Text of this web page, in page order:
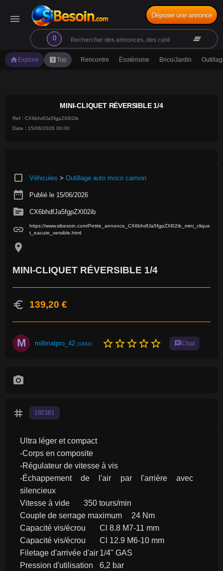
menu
0
search clear_all
Déposer une annonce
home Explore looks_oneTop Rencontre Ésotérisme Brico/Jardin
MINI-CLIQUET RÉVERSIBLE 1/4
Ref : CX6bhdfJa5fgpZXl02ib
Date : 15/06/2026 00:00
crop_square Véhicules > Outillage auto moco camion
date_range Publié le 15/06/2026
source CX6bhdfJa5fgpZXl02ib
link
https://www.sibesoin.com/Petite_annonce_CX6bhdfJa5fgpZXl02ib_mini_clique
t_eacute_versible.html
location_on
MINI-CLIQUET RÉVERSIBLE 1/4
euro 139,20 €
M millmatpro_42 (1884) star_borderstar_borderstar_borderstar_borderstar_border chatChat
photo_camera
tag 1921B1
Ultra léger et compact
-Corps en composite
-Régulateur de vitesse à vis
-Échappement de l'air par l'arrière avec
silencieux
Vitesse à vide	350 tours/min
Couple de serrage maximum	24 Nm
Capacité vis/écrou	Cl 8.8 M7-11 mm
Capacité vis/écrou	Cl 12.9 M6-10 mm
Filetage d'arrivée d'air	1/4" GAS
Pression d'utilisation	6,2 bar